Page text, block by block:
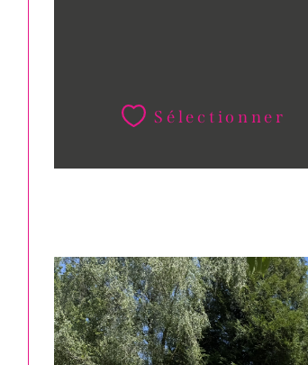
Sélectionner